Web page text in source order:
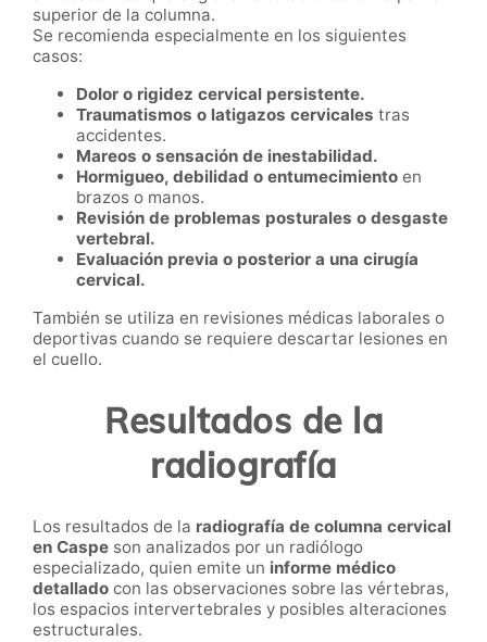
superior de la columna.
Se recomienda especialmente en los siguientes
casos:
Dolor o rigidez cervical persistente.
Traumatismos o latigazos cervicales tras
accidentes.
Mareos o sensación de inestabilidad.
Hormigueo, debilidad o entumecimiento en
brazos o manos.
Revisión de problemas posturales o desgaste
vertebral.
Evaluación previa o posterior a una cirugía
cervical.
También se utiliza en revisiones médicas laborales o
deportivas cuando se requiere descartar lesiones en
el cuello.
Resultados de la
radiografía
Los resultados de la radiografía de columna cervical
en Caspe son analizados por un radiólogo
especializado, quien emite un informe médico
detallado con las observaciones sobre las vértebras,
los espacios intervertebrales y posibles alteraciones
estructurales.